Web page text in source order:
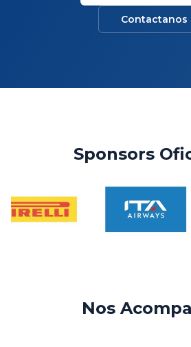
Contactanos
Sponsors
Nos